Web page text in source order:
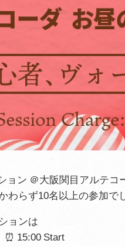
ョン ＠大阪関目アルテコ
わらず10名以上の参加で
ョンは
⏰ 15:00 Start